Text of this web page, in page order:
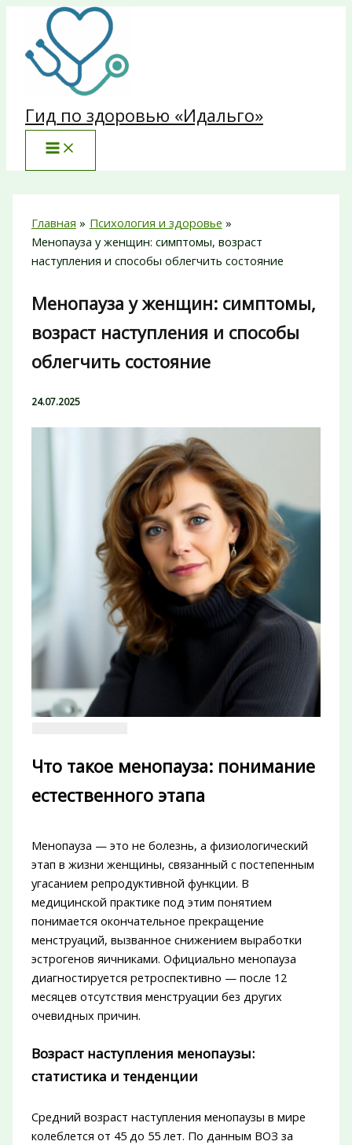
Перейти
содержимому
Гид по здоровью «Идальго»
Главная
Психология и здоровье
Менопауза у женщин: симптомы, возраст
наступления и способы облегчить состояние
Менопауза у женщин: симптомы,
возраст наступления и способы
облегчить состояние
24.07.2025
Что такое менопауза: понимание
естественного этапа
Менопауза — это не болезнь, а физиологический
этап в жизни женщины, связанный с постепенным
угасанием репродуктивной функции. В
медицинской практике под этим понятием
понимается окончательное прекращение
менструаций, вызванное снижением выработки
эстрогенов яичниками. Официально менопауза
диагностируется ретроспективно — после 12
месяцев отсутствия менструации без других
очевидных причин.
Возраст наступления менопаузы:
статистика и тенденции
Средний возраст наступления менопаузы в мире
колеблется от 45 до 55 лет. По данным ВОЗ за